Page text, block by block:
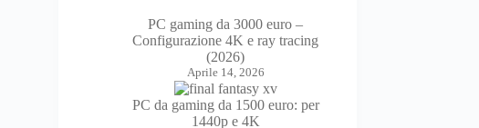
PC gaming da 3000 euro –
Configurazione 4K e ray tracing
(2026)
Aprile 14, 2026
PC da gaming da 1500 euro: per
1440p e 4K